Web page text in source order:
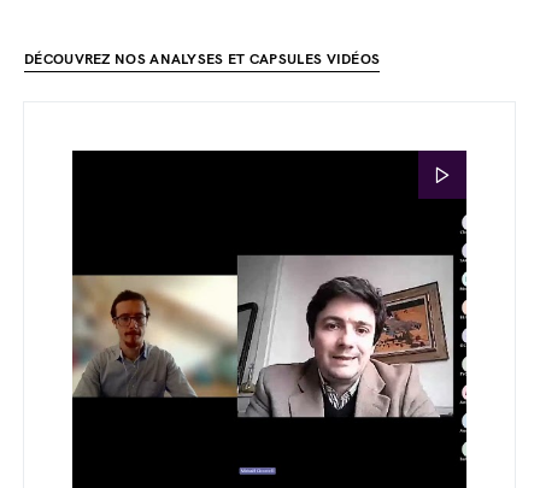
DÉCOUVREZ NOS ANALYSES ET CAPSULES VIDÉOS